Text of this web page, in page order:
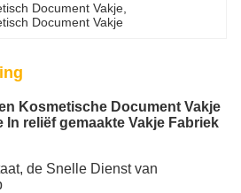
Document Vakje
Document Vakje
Kosmetische Document Vakje
In reliëf gemaakte Vakje Fabriek
de Snelle Dienst van